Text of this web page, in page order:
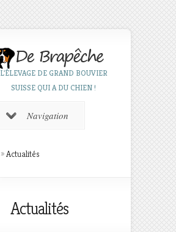
L'ÉLEVAGE DE GRAND BOUVIER
SUISSE QUI A DU CHIEN !
Navigation
»Actualités
Actualités